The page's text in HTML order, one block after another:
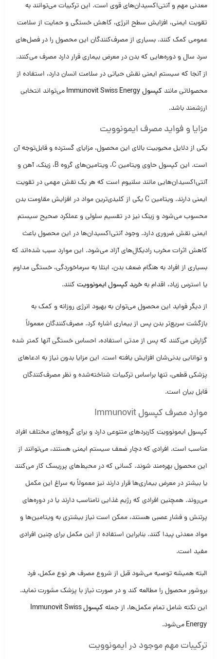
معدنی مهم و آنتی‌اکسیدان‌های قوی است. این ترکیبات می‌توانند به
تقویت ایمنی، افزایش سطح انرژی، کاهش خستگی و حمایت از سلامت
عمومی کمک کنند. بسیاری از مصرف‌کنندگان این محصول را در فصل‌های
سرد سال و دوره‌هایی که بدن در معرض بیماری قرار دارد مصرف می‌کنند.
از آنجا که سیستم ایمنی نقش حیاتی در سلامت انسان دارد، استفاده از
محصولاتی مانند کپسول Immunovit Swiss Energy
می‌تواند انتخابی
ارزشمند باشد.
مزایا و فواید مصرف ایمونوویت
یکی از دلایل محبوبیت بالای این محصول، مزایای گسترده و قابل‌توجه آن
است. این کپسول حاوی ویتامین C، ویتامین‌های گروه B، زینک، آهن و
آنتی‌اکسیدان‌هایی مانند سلنیوم است که هر یک نقش مهمی در تقویت
ایمنی دارند. ویتامین C یکی از کلیدی‌ترین مواد در افزایش مقاومت بدن
محسوب می‌شود و زینک نیز در تقسیم سلولی و عملکرد صحیح سیستم
ایمنی نقش ضروری دارد. وجود آنتی‌اکسیدان‌ها در این محصول باعث
کاهش اثرات مخرب رادیکال‌های آزاد می‌شود. این موارد سبب شده‌اند که
بسیاری از افراد به هنگام ضعف بدن، ابتلا به سرماخوردگی، خستگی مداوم
یا استرس زیاد، اقدام بهخرید کپسول ایمونوویت کنند.
از دیگر فواید این محصول می‌توان به بهبود انرژی روزانه و کمک به
بازگشت سریع‌تر بدن پس از بیماری اشاره کرد. مصرف‌کنندگان معمولاً
گزارش می‌کنند که پس از مدتی استفاده، احساس خستگی آنها کمتر شده
و توانایی بدنی‌شان افزایش یافته است. این مزایا بدون نیاز به ادعاهای
پزشکی قطعی، تنها براساس ترکیبات شناخته‌شده و نظر مصرف‌کنندگان
قابل بیان است.
موارد مصرف کپسول Immunovit
کپسول ایمونوویت کاربردهای متنوعی دارد و برای گروه‌های مختلف افراد
مناسب است. افرادی که دچار ضعف سیستم ایمنی هستند، می‌توانند از
این محصول بهره‌مند شوند. کسانی که در محیط‌های پرریسک کار می‌کنند
یا بیشتر در معرض بیماری‌ها قرار دارند نیز معمولاً به سراغ این مکمل
می‌روند. همچنین افرادی که رژیم غذایی نامناسب دارند یا در دوره‌های
پرتنش و فشار عصبی هستند، ممکن است نیاز بیشتری به ویتامین‌ها و
مواد معدنی پیدا کنند. بنابراین استفاده از این مکمل برای چنین افرادی
مفید است.
البته همیشه توصیه می‌شود قبل از شروع مصرف هر نوع مکمل، فرد
بروشور محصول را مطالعه کند و در صورت نیاز با پزشک مشورت نماید.
این نکته شامل تمام مکمل‌ها، از جمله
کپسول Immunovit Swiss
Energyمی‌شود.
ترکیبات مهم موجود در ایمونوویت